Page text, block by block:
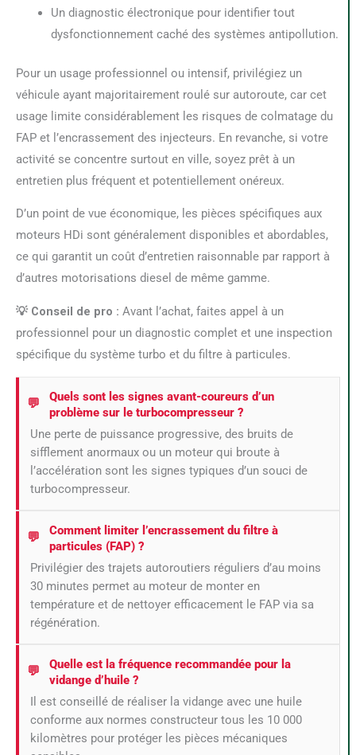
Un diagnostic électronique pour identifier tout
dysfonctionnement caché des systèmes antipollution.
Pour un usage professionnel ou intensif, privilégiez un
véhicule ayant majoritairement roulé sur autoroute, car cet
usage limite considérablement les risques de colmatage du
FAP et l’encrassement des injecteurs. En revanche, si votre
activité se concentre surtout en ville, soyez prêt à un
entretien plus fréquent et potentiellement onéreux.
D’un point de vue économique, les pièces spécifiques aux
moteurs HDi sont généralement disponibles et abordables,
ce qui garantit un coût d’entretien raisonnable par rapport à
d’autres motorisations diesel de même gamme.
💡 Conseil de pro : Avant l’achat, faites appel à un
professionnel pour un diagnostic complet et une inspection
spécifique du système turbo et du filtre à particules.
Quels sont les signes avant-coureurs d’un
problème sur le turbocompresseur ?
Une perte de puissance progressive, des bruits de
sifflement anormaux ou un moteur qui broute à
l’accélération sont les signes typiques d’un souci de
turbocompresseur.
Comment limiter l’encrassement du filtre à
particules (FAP) ?
Privilégier des trajets autoroutiers réguliers d’au moins
30 minutes permet au moteur de monter en
température et de nettoyer efficacement le FAP via sa
régénération.
Quelle est la fréquence recommandée pour la
vidange d’huile ?
conforme aux normes constructeur tous les 10 000
kilomètres pour protéger les pièces mécaniques